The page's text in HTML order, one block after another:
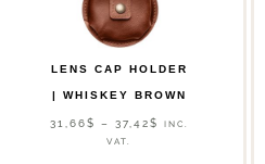
LENS CAP HOLDER
| WHISKEY BROWN
31,66$ – 37,42$
INC.
VAT.